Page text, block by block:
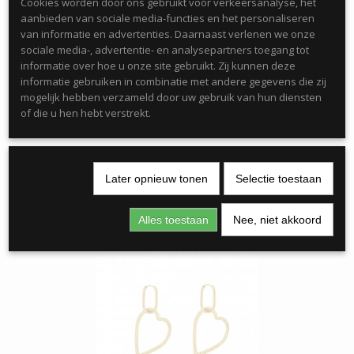
Kleur : Goud
Materiaal : Roestvrij staal/nikkelvrij
Lengte : 4cm x 1.8cm
aanbieden van sociale media-functies en het personaliseren
van informatie en advertenties. Daarnaast verlenen we onze
sociale media-, advertentie- en analysepartners toegang tot
informatie over hoe u onze site gebruikt. Zij kunnen deze
informatie gebruiken in combinatie met andere gegevens die zij
mogelijk hebben verzameld door uw gebruik van hun diensten
of die u hen hebt verstrekt.
Later opnieuw tonen Selectie toestaan
Alles toestaan Nee, niet akkoord